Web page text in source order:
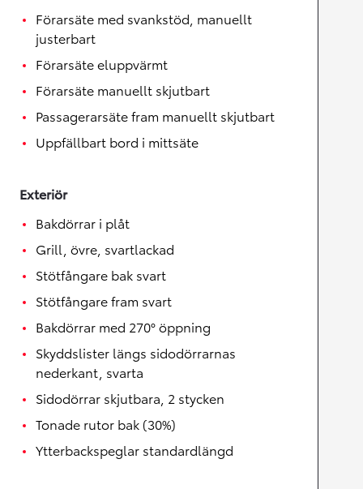
Förarsäte med svankstöd, manuellt
justerbart
Förarsäte eluppvärmt
Förarsäte manuellt skjutbart
Passagerarsäte fram manuellt skjutbart
Uppfällbart bord i mittsäte
Exteriör
Bakdörrar i plåt
Grill, övre, svartlackad
Stötfångare bak svart
Stötfångare fram svart
Bakdörrar med 270° öppning
Skyddslister längs sidodörrarnas
nederkant, svarta
Sidodörrar skjutbara, 2 stycken
Tonade rutor bak (30%)
Ytterbackspeglar standardlängd